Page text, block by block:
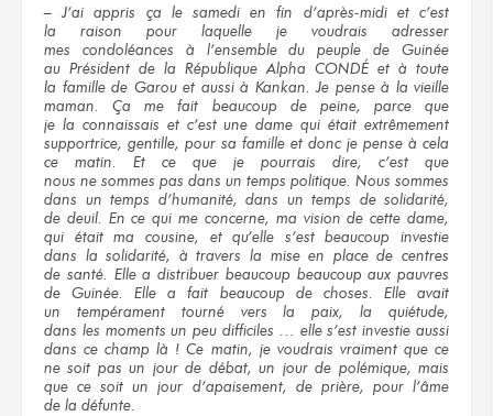
– J’ai appris ça le samedi en fin d’après-midi et c’est
la raison
pour laquelle je voudrais adresser
mes condoléances
à l’ensemble du peuple
de Guinée
au Président de la République Alpha CONDÉ et à toute
la famille de Garou et aussi à Kankan. Je pense à la vieille
maman.Ça me fait beaucoup de peine,
parce que
je la connaissais et c’est une dame qui était extrêmement
supportrice, gentille, pour sa famille et donc je pense à cela
ce matin.
Et ce que je pourrais dire, c’est que
nous ne sommes pas dans un temps politique. Nous sommes
dans un temps d’humanité, dans un temps de solidarité,
de deuil. En ce qui me concerne, ma vision de cette dame,
qui étaitma cousine, et qu’elle s’est beaucoup investie
dans la solidarité, à travers la mise en place de centres
de santé. Elle a distribuer beaucoup beaucoupaux pauvres
de Guinée.
Elle a fait beaucoup de choses.
Elle avait
un tempéramenttourné vers la paix,
la quiétude,
dans les moments un peu difficiles … elle s’est investie aussi
dans ce champ là ! Ce matin, je voudrais vraiment que ce
ne soit pas un jour de débat, un jour de polémique, mais
que ce soit un jour d’apaisement, de prière, pour l’âme
de la défunte.